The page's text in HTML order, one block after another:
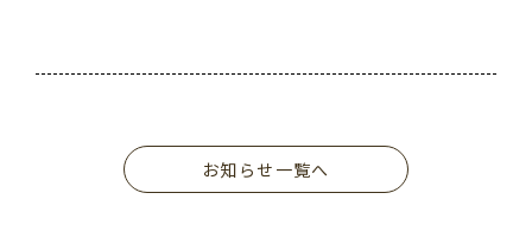
お知らせ一覧へ